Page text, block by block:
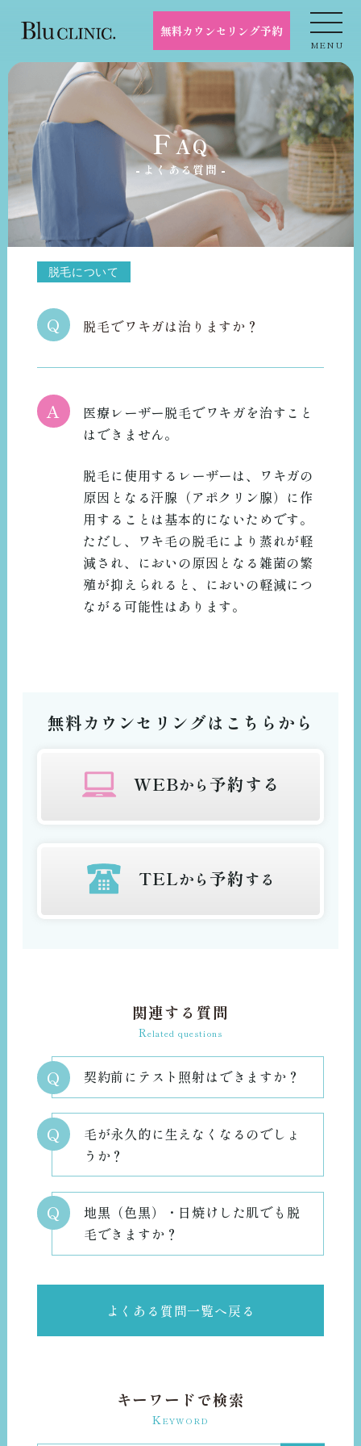
無料カウンセリング予約
MENU
FAQ
よくある質問
脱毛について
Q 脱毛でワキガは治りますか？
A
医療レーザー脱毛でワキガを治すこと
はできません。
脱毛に使用するレーザーは、ワキガの
原因となる汗腺（アポクリン腺）に作
用することは基本的にないためです。
ただし、ワキ毛の脱毛により蒸れが軽
減され、においの原因となる雑菌の繁
殖が抑えられると、においの軽減につ
ながる可能性はあります。
無料カウンセリングはこちらから
WEBから予約する
TELから予約する
関連する質問
Related questions
Q 契約前にテスト照射はできますか？
Q
毛が永久的に生えなくなるのでしょ
うか？
Q
地黒（色黒）・日焼けした肌でも脱
毛できますか？
よくある質問一覧へ戻る
キーワードで検索
K EYWORD